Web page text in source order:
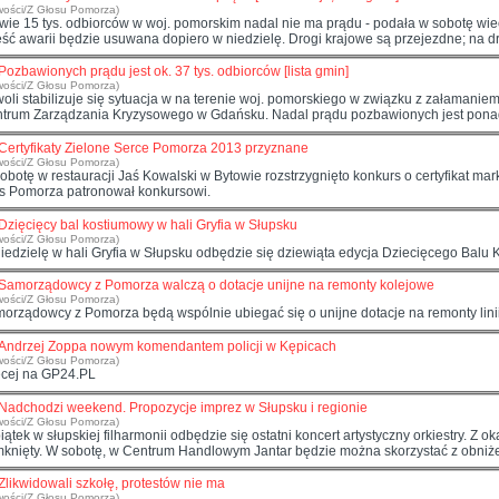
Z Głosu Pomorza)
15 tys. odbiorców w woj. pomorskim nadal nie ma prądu - podała w sobotę
awarii będzie usuwana dopiero w niedzielę. Drogi krajowe są przejezdne; na
prądu jest ok. 37 tys. odbiorców [lista gmin]
Z Głosu Pomorza)
stabilizuje się sytuacja w na terenie woj. pomorskiego w związku z
Zarządzania Kryzysowego w Gdańsku. Nadal prądu pozbawionych jest
Zielone Serce Pomorza 2013 przyznane
Z Głosu Pomorza)
w restauracji Jaś Kowalski w Bytowie rozstrzygnięto konkurs o certyfikat marki lokalnej Zielone Serce Pomorza 2013.
Pomorza patronował konkursowi.
bal kostiumowy w hali Gryfia w Słupsku
Z Głosu Pomorza)
w hali Gryfia w Słupsku odbędzie się dziewiąta edycja Dziecięcego Balu
z Pomorza walczą o dotacje unijne na remonty kolejowe
Z Głosu Pomorza)
z Pomorza będą wspólnie ubiegać się o unijne dotacje na remonty
Zoppa nowym komendantem policji w Kępicach
Z Głosu Pomorza)
na GP24.PL
weekend. Propozycje imprez w Słupsku i regionie
Z Głosu Pomorza)
w słupskiej filharmonii odbędzie się ostatni koncert artystyczny orkiestry. Z
W sobotę, w Centrum Handlowym Jantar będzie można skorzystać z
szkołę, protestów nie ma